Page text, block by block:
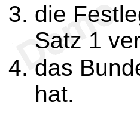
die
Satz 1
das
hat.